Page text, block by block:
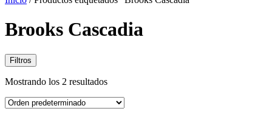
Brooks Cascadia
Filtros
Mostrando los 2 resultados